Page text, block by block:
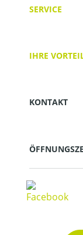
SERVICE
IHRE
KONTAKT